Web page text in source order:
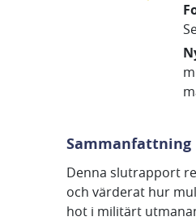
Sammanfattning
Denna slutrapport
och värderat hur
hot i militärt